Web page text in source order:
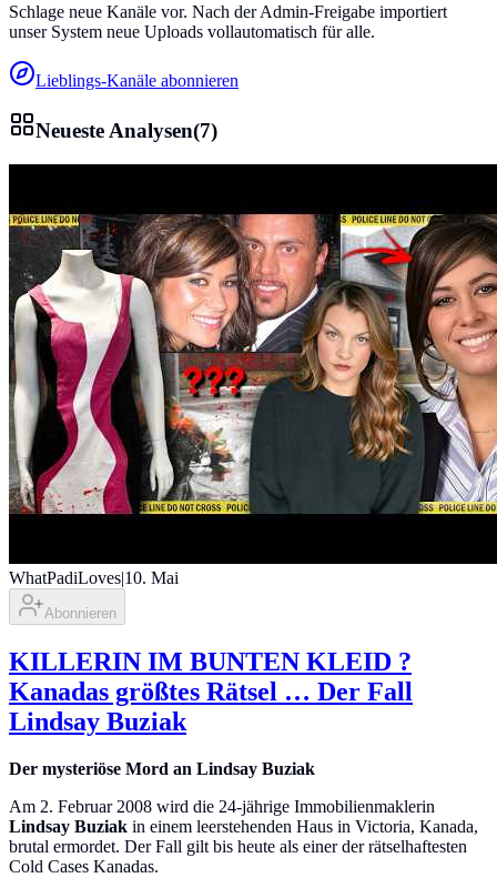
Schlage neue Kanäle vor. Nach der Admin-Freigabe importiert
unser System neue Uploads vollautomatisch für alle.
Lieblings-Kanäle abonnieren
Neueste Analysen(7)
WhatPadiLoves|10. Mai
Abonnieren
KILLERIN IM BUNTEN KLEID ?
Kanadas größtes Rätsel … Der Fall
Lindsay Buziak
Der mysteriöse Mord an Lindsay Buziak
Am 2. Februar 2008 wird die 24-jährige Immobilienmaklerin
Lindsay Buziak in einem leerstehenden Haus in Victoria, Kanada,
brutal ermordet. Der Fall gilt bis heute als einer der rätselhaftesten
Cold Cases Kanadas.